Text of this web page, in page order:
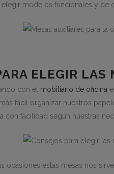
elegir modelos funcionales y de
ELEGIR
con el mobiliario de oficina
fácil organizar nuestros
con facilidad según nuestras
ocasiones estas mesas nos